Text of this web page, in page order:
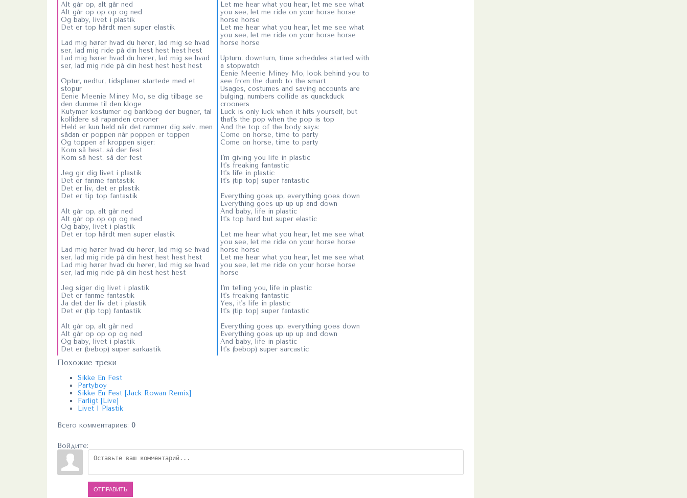
Alt går op, alt går ned
Alt går op op op og ned
Og baby, livet i plastik
Det er top hårdt men super elastik
Lad mig hører hvad du hører, lad mig se hvad
ser, lad mig ride på din hest hest hest hest
Lad mig hører hvad du hører, lad mig se hvad
ser, lad mig ride på din hest hest hest hest
Optur, nedtur, tidsplaner startede med et
stopur
Eenie Meenie Miney Mo, se dig tilbage se
den dumme til den kloge
Kutymer kostumer og bankbog der bugner, tal
kollidere så rapanden crooner
Held er kun held når det rammer dig selv, men
sådan er poppen når poppen er toppen
Og toppen af kroppen siger:
Kom så hest, så der fest
Kom så hest, så der fest
Jeg gir dig livet i plastik
Det er fanme fantastik
Det er liv, det er plastik
Det er tip top fantastik
Alt går op, alt går ned
Alt går op op op og ned
Og baby, livet i plastik
Det er top hårdt men super elastik
Lad mig hører hvad du hører, lad mig se hvad
ser, lad mig ride på din hest hest hest hest
Lad mig hører hvad du hører, lad mig se hvad
ser, lad mig ride på din hest hest hest
Jeg siger dig livet i plastik
Det er fanme fantastik
Ja det der liv det i plastik
Det er (tip top) fantastik
Alt går op, alt går ned
Alt går op op op og ned
Og baby, livet i plastik
Det er (bebop) super sarkastik
Let me hear what you hear, let me see what
you see, let me ride on your horse horse
horse horse
Let me hear what you hear, let me see what
you see, let me ride on your horse horse
horse horse
Upturn, downturn, time schedules started with
a stopwatch
Eenie Meenie Miney Mo, look behind you to
see from the dumb to the smart
Usages, costumes and saving accounts are
bulging, numbers collide as quackduck
crooners
Luck is only luck when it hits yourself, but
that's the pop when the pop is top
And the top of the body says:
Come on horse, time to party
Come on horse, time to party
I'm giving you life in plastic
It's freaking fantastic
It's life in plastic
It's (tip top) super fantastic
Everything goes up, everything goes down
Everything goes up up up and down
And baby, life in plastic
It's top hard but super elastic
Let me hear what you hear, let me see what
you see, let me ride on your horse horse
horse horse
Let me hear what you hear, let me see what
you see, let me ride on your horse horse
horse
I'm telling you, life in plastic
It's freaking fantastic
Yes, it's life in plastic
It's (tip top) super fantastic
Everything goes up, everything goes down
Everything goes up up up and down
And baby, life in plastic
It's (bebop) super sarcastic
Похожие треки
Sikke En Fest
Partyboy
Sikke En Fest [Jack Rowan Remix]
Farligt [Live]
Livet I Plastik
Всего комментариев: 0
Войдите:
ОТПРАВИТЬ